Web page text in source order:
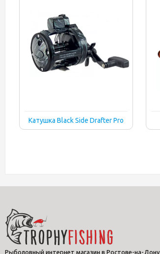
Катушка Black Side Drafter Pro
Рыболовный интернет магазин в Ростове-на-Дону